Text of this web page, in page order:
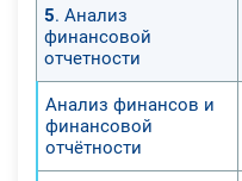
5. Анализ
финансовой
отчетности
Анализ финансов и
финансовой
отчётности